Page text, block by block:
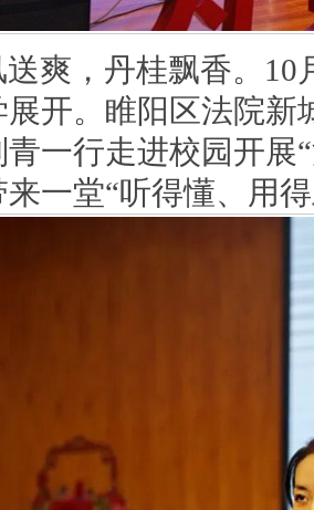
爽，丹桂飘香。10
展开。睢阳区法院新
青一行走进校园开展
来一堂“听得懂、用